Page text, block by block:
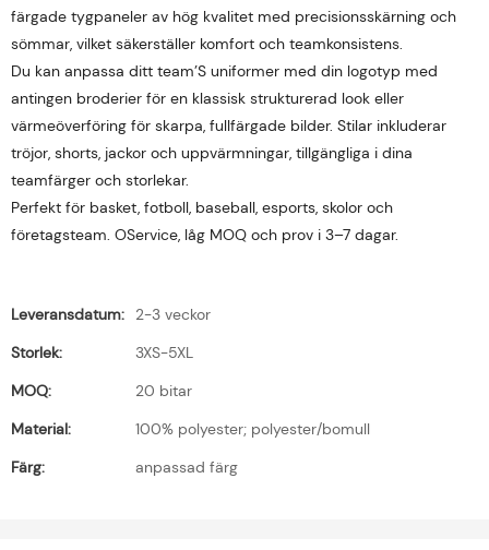
färgade tygpaneler av hög kvalitet med precisionsskärning och
sömmar, vilket säkerställer komfort och teamkonsistens.
Du kan anpassa ditt team’S uniformer med din logotyp med
antingen broderier för en klassisk strukturerad look eller
värmeöverföring för skarpa, fullfärgade bilder. Stilar inkluderar
tröjor, shorts, jackor och uppvärmningar, tillgängliga i dina
teamfärger och storlekar.
Perfekt för basket, fotboll, baseball, esports, skolor och
företagsteam. OService, låg MOQ och prov i 3–7 dagar.
Leveransdatum:
2-3 veckor
Storlek:
3XS-5XL
MOQ:
20 bitar
Material:
100% polyester; polyester/bomull
Färg:
anpassad färg